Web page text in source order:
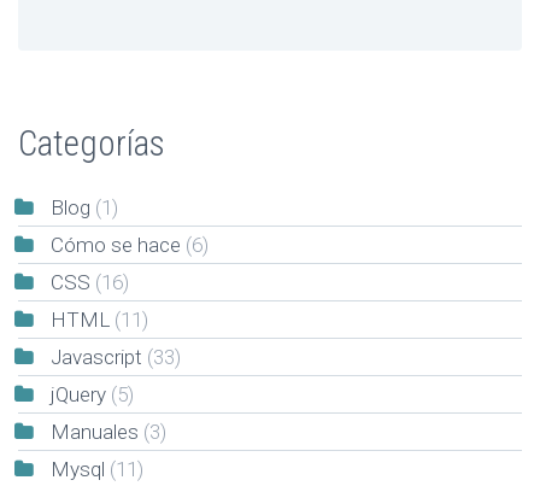
Categorías
Blog (1)
Cómo se hace (6)
CSS (16)
HTML (11)
Javascript (33)
jQuery (5)
Manuales (3)
Mysql (11)